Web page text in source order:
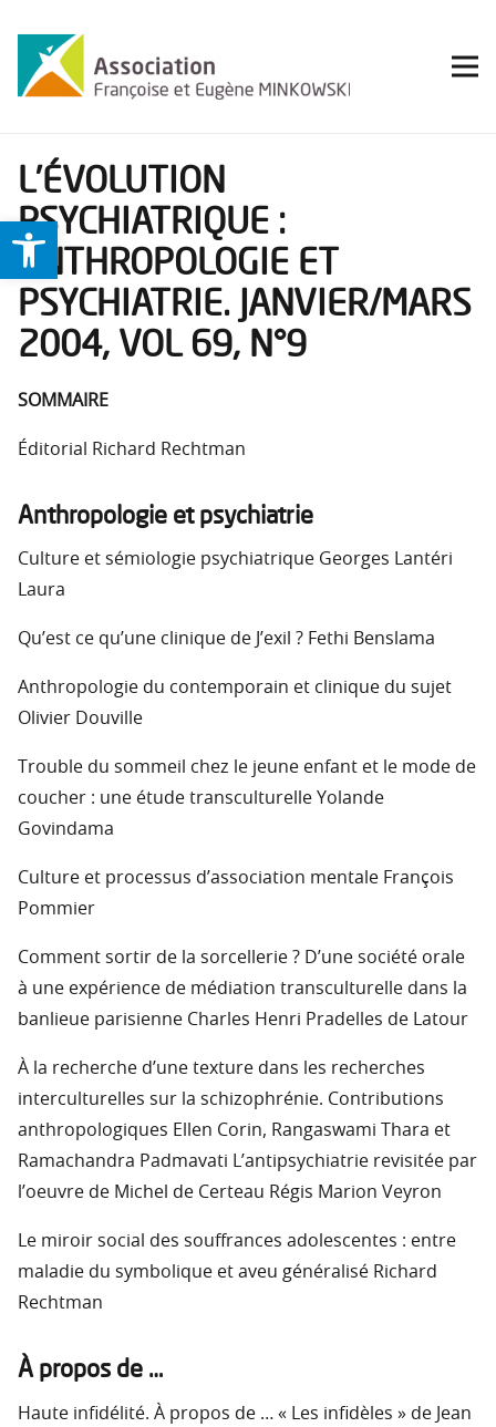
Ouvrir la barre d’outils
L’ÉVOLUTION
PSYCHIATRIQUE :
ANTHROPOLOGIE ET
PSYCHIATRIE. JANVIER/MARS
2004, VOL 69, N°9
SOMMAIRE
Éditorial Richard Rechtman
Anthropologie et psychiatrie
Culture et sémiologie psychiatrique Georges Lantéri
Laura
Qu’est ce qu’une clinique de J’exil ? Fethi Benslama
Anthropologie du contemporain et clinique du sujet
Olivier Douville
Trouble du sommeil chez le jeune enfant et le mode de
coucher : une étude transculturelle Yolande
Govindama
Culture et processus d’association mentale François
Pommier
Comment sortir de la sorcellerie ? D’une société orale
à une expérience de médiation transculturelle dans la
banlieue parisienne Charles Henri Pradelles de Latour
À la recherche d’une texture dans les recherches
interculturelles sur la schizophrénie. Contributions
anthropologiques Ellen Corin, Rangaswami Thara et
Ramachandra Padmavati L’antipsychiatrie revisitée par
l’oeuvre de Michel de Certeau Régis Marion Veyron
Le miroir social des souffrances adolescentes : entre
maladie du symbolique et aveu généralisé Richard
Rechtman
À propos de …
Haute infidélité. À propos de … « Les infidèles » de Jean